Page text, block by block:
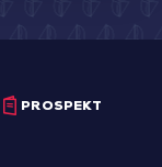
PROSPEKT